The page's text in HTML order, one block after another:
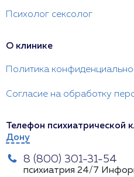
Психолог сексолог
О клинике
Политика
Согласие на обработку
Телефон психиатрической
Дону
8 (800) 301-31-54
психиатрия 24/7